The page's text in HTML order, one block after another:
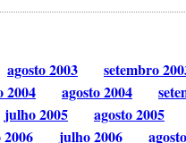
agosto 2003 setembro
2004 agosto 2004
julho 2005 agosto 2005
julho 2006